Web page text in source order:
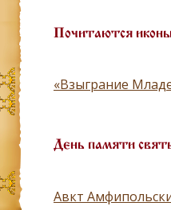
Почитаются
«Взыграние
День памяти
Авкт